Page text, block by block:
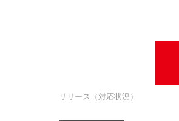
リリース（対応状況）